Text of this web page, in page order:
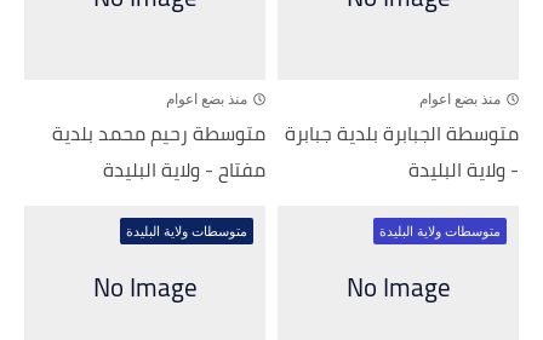
منذ بضع اعوام
متوسطة الجبابرة بلدية جبابرة
- ولاية البليدة
منذ بضع اعوام
متوسطة رحيم محمد بلدية
مفتاح - ولاية البليدة
متوسطات ولاية البليدة متوسطات ولاية البليدة